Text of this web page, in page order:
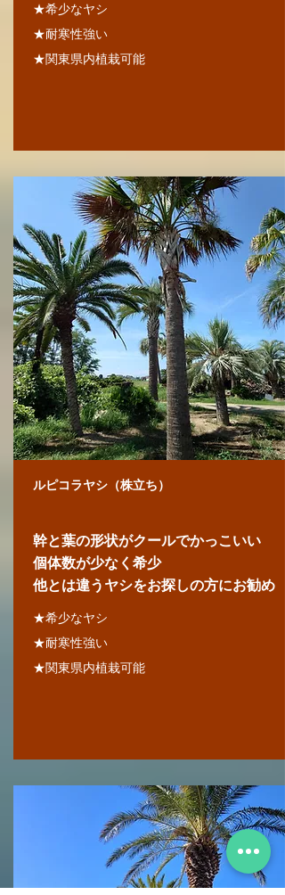
★希少なヤシ
★耐寒性強い
★関東県内植栽可能
ルピコラヤシ（株立ち）
幹と葉の形状がクールでかっこいい
個体数が少なく希少
​他とは違うヤシをお探しの方にお勧め
★希少なヤシ
★耐寒性強い
★関東県内植栽可能